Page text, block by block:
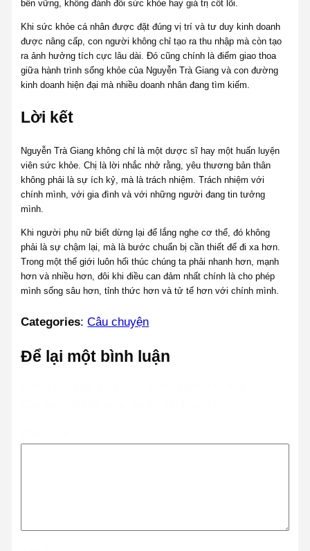
bền vững, không đánh đổi sức khỏe hay giá trị cốt lõi.
Khi sức khỏe cá nhân được đặt đúng vị trí và tư duy kinh doanh
được nâng cấp, con người không chỉ tạo ra thu nhập mà còn tạo
ra ảnh hưởng tích cực lâu dài. Đó cũng chính là điểm giao thoa
giữa hành trình sống khỏe của Nguyễn Trà Giang và con đường
kinh doanh hiện đại mà nhiều doanh nhân đang tìm kiếm.
Lời kết
Nguyễn Trà Giang không chỉ là một dược sĩ hay một huấn luyện
viên sức khỏe. Chị là lời nhắc nhở rằng, yêu thương bản thân
không phải là sự ích kỷ, mà là trách nhiệm. Trách nhiệm với
chính mình, với gia đình và với những người đang tin tưởng
mình.
Khi người phụ nữ biết dừng lại để lắng nghe cơ thể, đó không
phải là sự chậm lại, mà là bước chuẩn bị cần thiết để đi xa hơn.
Trong một thế giới luôn hối thúc chúng ta phải nhanh hơn, mạnh
hơn và nhiều hơn, đôi khi điều can đảm nhất chính là cho phép
mình sống sâu hơn, tỉnh thức hơn và tử tế hơn với chính mình.
Categories:Câu chuyện
Để lại một bình luận